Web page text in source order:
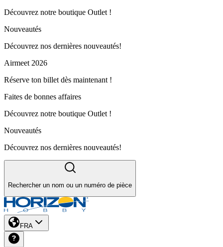
Découvrez notre boutique Outlet !
Nouveautés
Découvrez nos dernières nouveautés!
Airmeet 2026
Réserve ton billet dès maintenant !
Faites de bonnes affaires
Découvrez notre boutique Outlet !
Nouveautés
Découvrez nos dernières nouveautés!
Rechercher un nom ou un numéro de pièce
FRA